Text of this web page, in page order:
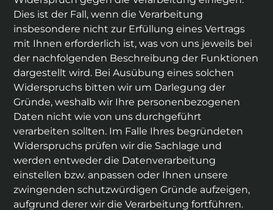
Dies ist der Fall, wenn die Verarbeitung
insbesondere nicht zur Erfüllung eines Vertrags
mit Ihnen erforderlich ist, was von uns jeweils bei
der nachfolgenden Beschreibung der Funktionen
dargestellt wird. Bei Ausübung eines solchen
Widerspruchs bitten wir um Darlegung der
Gründe, weshalb wir Ihre personenbezogenen
Daten nicht wie von uns durchgeführt
verarbeiten sollten. Im Falle Ihres begründeten
Widerspruchs prüfen wir die Sachlage und
werden entweder die Datenverarbeitung
einstellen bzw. anpassen oder Ihnen unsere
zwingenden schutzwürdigen Gründe aufzeigen,
aufgrund derer wir die Verarbeitung fortführen.